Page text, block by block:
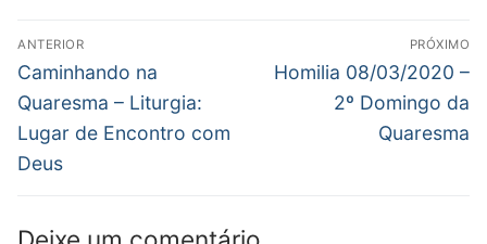
janela)
Navegação
de
Post
ANTERIOR
Post
anterior:
Caminhando na
Quaresma – Liturgia:
Lugar de Encontro com
Deus
PRÓXIMO
Próximo
Homilia 08/03/2020 –
2º Domingo da
Quaresma